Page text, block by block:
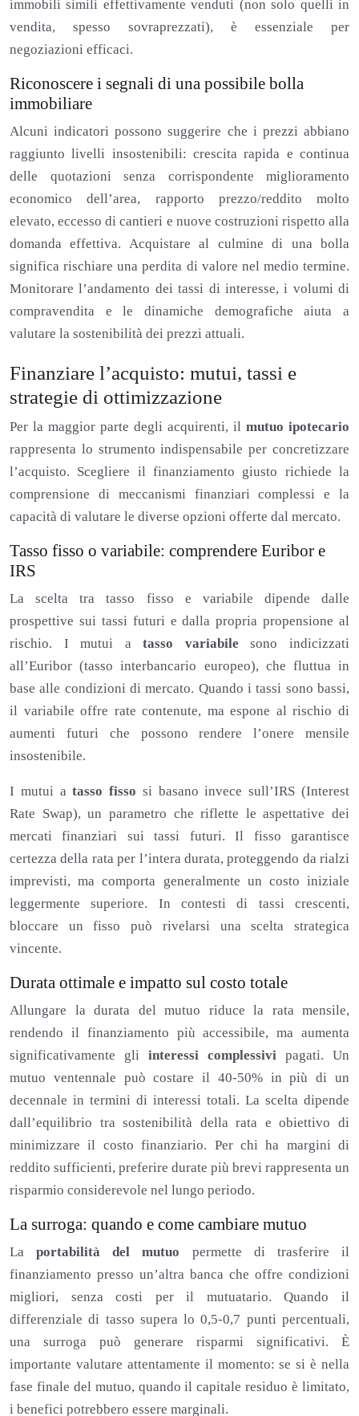
immobili simili effettivamente venduti (non solo quelli in
vendita, spesso sovraprezzati), è essenziale per
negoziazioni efficaci.
Riconoscere i segnali di una possibile bolla
immobiliare
Alcuni indicatori possono suggerire che i prezzi abbiano
raggiunto livelli insostenibili: crescita rapida e continua
delle quotazioni senza corrispondente miglioramento
economico dell’area, rapporto prezzo/reddito molto
elevato, eccesso di cantieri e nuove costruzioni rispetto alla
domanda effettiva. Acquistare al culmine di una bolla
significa rischiare una perdita di valore nel medio termine.
Monitorare l’andamento dei tassi di interesse, i volumi di
compravendita e le dinamiche demografiche aiuta a
valutare la sostenibilità dei prezzi attuali.
Finanziare l’acquisto: mutui, tassi e
strategie di ottimizzazione
Per la maggior parte degli acquirenti, il mutuo ipotecario
rappresenta lo strumento indispensabile per concretizzare
l’acquisto. Scegliere il finanziamento giusto richiede la
comprensione di meccanismi finanziari complessi e la
capacità di valutare le diverse opzioni offerte dal mercato.
Tasso fisso o variabile: comprendere Euribor e
IRS
La scelta tra tasso fisso e variabile dipende dalle
prospettive sui tassi futuri e dalla propria propensione al
rischio. I mutui atasso variabile sono indicizzati
all’Euribor (tasso interbancario europeo), che fluttua in
base alle condizioni di mercato. Quando i tassi sono bassi,
il variabile offre rate contenute, ma espone al rischio di
aumenti futuri che possono rendere l’onere mensile
insostenibile.
I mutui atasso fisso si basano invece sull’IRS (Interest
Rate Swap), un parametro che riflette le aspettative dei
mercati finanziari sui tassi futuri. Il fisso garantisce
certezza della rata per l’intera durata, proteggendo da rialzi
imprevisti, ma comporta generalmente un costo iniziale
leggermente superiore. In contesti di tassi crescenti,
bloccare un fisso può rivelarsi una scelta strategica
vincente.
Durata ottimale e impatto sul costo totale
Allungare la durata del mutuo riduce la rata mensile,
rendendo il finanziamento più accessibile, ma aumenta
significativamente gli interessi complessivi pagati. Un
mutuo ventennale può costare il 40-50% in più di un
decennale in termini di interessi totali. La scelta dipende
dall’equilibrio tra sostenibilità della rata e obiettivo di
minimizzare il costo finanziario. Per chi ha margini di
reddito sufficienti, preferire durate più brevi rappresenta un
risparmio considerevole nel lungo periodo.
La surroga: quando e come cambiare mutuo
Laportabilità del mutuo permette di trasferire il
finanziamento presso un’altra banca che offre condizioni
migliori, senza costi per il mutuatario. Quando il
differenziale di tasso supera lo 0,5-0,7 punti percentuali,
una surroga può generare risparmi significativi. È
importante valutare attentamente il momento: se si è nella
fase finale del mutuo, quando il capitale residuo è limitato,
i benefici potrebbero essere marginali.